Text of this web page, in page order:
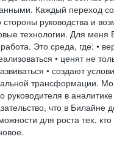
Каждый переход
руководства и
технологии. Для
Это среда, где: •
• ценят не
• создают
трансформации.
руководителя в
что в Билайне
для роста тех,